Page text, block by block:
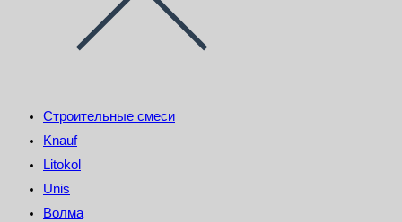
Строительные смеси
Knauf
Litokol
Unis
Волма